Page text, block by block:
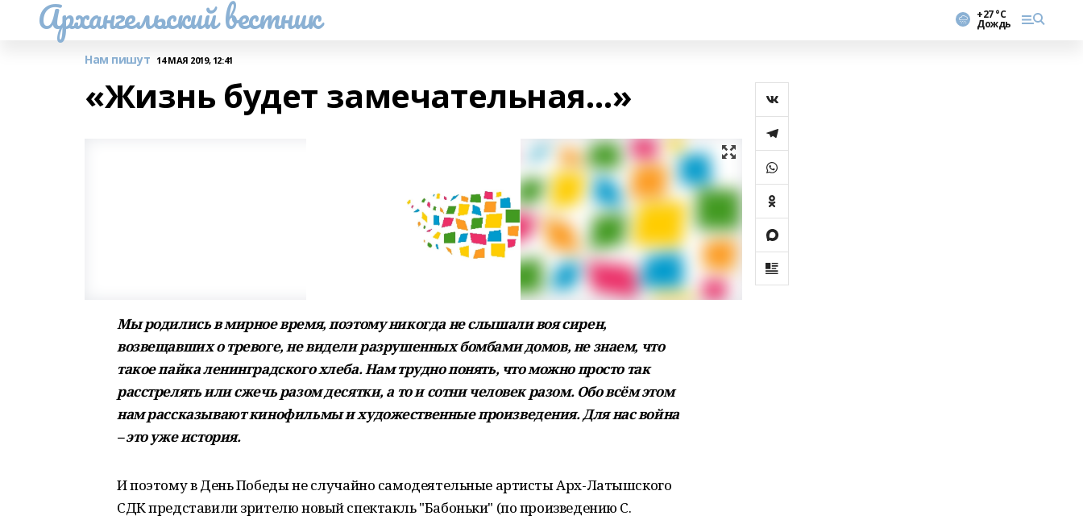
Архангельский вестник +27 °С
Дождь
Нам пишут 14 МАЯ 2019, 12:41
«Жизнь будет замечательная…»
Мы родились в мирное время, поэтому никогда не слышали воя сирен,
возвещавших о тревоге, не видели разрушенных бомбами домов, не знаем, что
такое пайка ленинградского хлеба. Нам трудно понять, что можно просто так
расстрелять или сжечь разом десятки, а то и сотни человек разом. Обо всём этом
нам рассказывают кинофильмы и художественные произведения. Для нас война
– это уже история.
И поэтому в День Победы не случайно самодеятельные артисты Арх-Латышского
СДК представили зрителю новый спектакль "Бабоньки" (по произведению С.